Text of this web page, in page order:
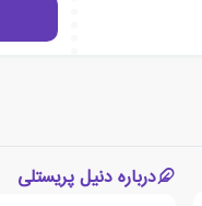
درباره دنیل پریستلی